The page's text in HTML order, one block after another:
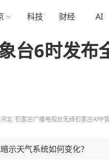
科技 财经 AI
台6时发布
河北 石家庄广播电视台无线石家庄APP
示天气系统如何变化？